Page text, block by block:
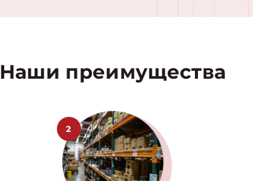
Наши преимущества
2